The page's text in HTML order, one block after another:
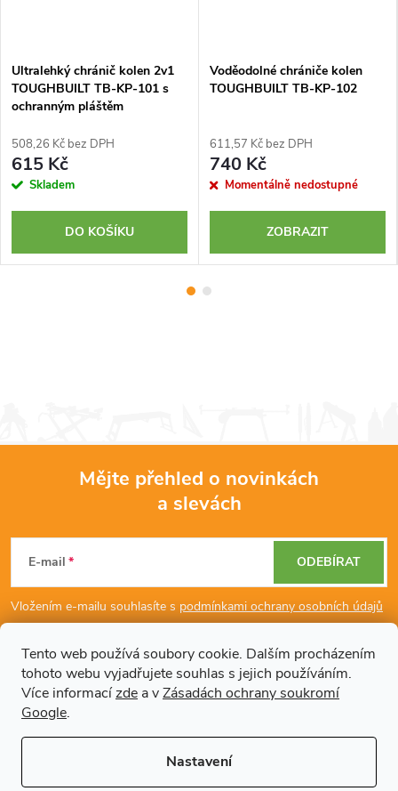
Tento web používá soubory cookie. Dalším procházením
tohoto webu vyjadřujete souhlas s jejich používáním.
Více informacízde a vZásadách ochrany soukromí
Google.
Nastavení
Ultralehký chránič kolen 2v1
TOUGHBUILT TB-KP-101 s
ochranným pláštěm
508,26 Kč bez DPH
615 Kč
Skladem
DO KOŠÍKU
Voděodolné chrániče kolen
TOUGHBUILT TB-KP-102
611,57 Kč bez DPH
740 Kč
Momentálně nedostupné
ZOBRAZIT
p
Mějte přehled o novinkách
a slevách
E-mail
Vložením e-mailu souhlasíte s podmínkami ochrany osobních údajů
ODEBÍRAT
Dodatečné informace